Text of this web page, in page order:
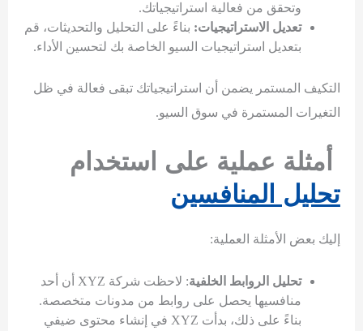
وتحقق من فعالية استراتيجياتك.
تعديل الاستراتيجيات: بناءً على التحليل والتحديثات، قم
بتعديل استراتيجيات السيو الخاصة بك لتحسين الأداء.
التكيف المستمر يضمن أن استراتيجياتك تبقى فعالة في ظل
التغيرات المستمرة في سوق السيو.
أمثلة عملية على استخدام
تحليل المنافسين
إليك بعض الأمثلة العملية:
تحليل الروابط الخلفية
: لاحظت شركة XYZ أن أحد
منافسيها يحصل على روابط من مدونات متخصصة.
بناءً على ذلك، بدأت XYZ في إنشاء محتوى ضيفي